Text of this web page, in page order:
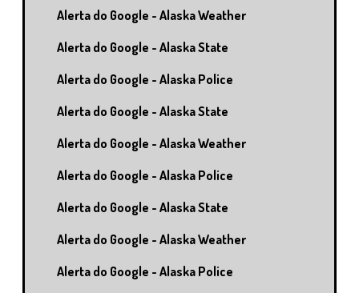
Alerta do Google - Alaska Weather
Alerta do Google - Alaska State
Alerta do Google - Alaska Police
Alerta do Google - Alaska State
Alerta do Google - Alaska Weather
Alerta do Google - Alaska Police
Alerta do Google - Alaska State
Alerta do Google - Alaska Weather
Alerta do Google - Alaska Police